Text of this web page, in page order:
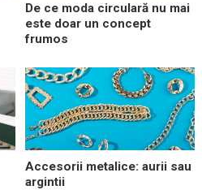
De ce moda circulară nu mai
este doar un concept
frumos
Accesorii metalice: aurii sau
argintii